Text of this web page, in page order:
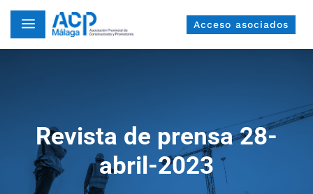
a Acceso asociados
Revista de prensa 28-
abril-2023